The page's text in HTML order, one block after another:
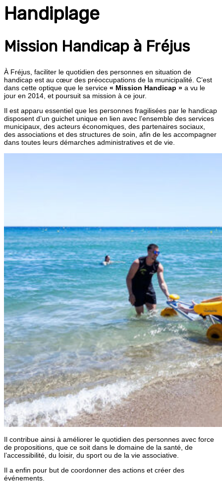
Handiplage
Mission Handicap à Fréjus
À Fréjus, faciliter le quotidien des personnes en situation de
handicap est au cœur des préoccupations de la municipalité. C’est
dans cette optique que le service « Mission Handicap » a vu le
jour en 2014, et poursuit sa mission à ce jour.
Il est apparu essentiel que les personnes fragilisées par le handicap
disposent d’un guichet unique en lien avec l’ensemble des services
municipaux, des acteurs économiques, des partenaires sociaux,
des associations et des structures de soin, afin de les accompagner
dans toutes leurs démarches administratives et de vie.
Il contribue ainsi à améliorer le quotidien des personnes avec force
de propositions, que ce soit dans le domaine de la santé, de
l’accessibilité, du loisir, du sport ou de la vie associative.
Il a enfin pour but de coordonner des actions et créer des
événements.